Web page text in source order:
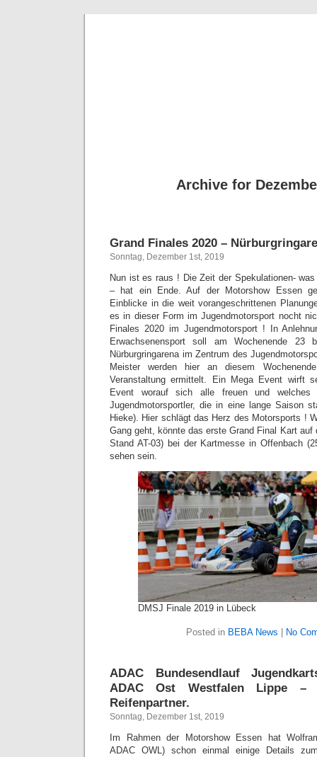
Archive for
Grand Finales 2020 –
Sonntag, Dezember 1st, 2019
Nun ist es raus ! Die Zeit der Spekulationen-
– hat ein Ende. Auf der Motorshow Essen
Einblicke in die weit vorangeschrittenen
es in dieser Form im Jugendmotorsport nocht
Finales 2020 im Jugendmotorsport ! In
Erwachsenensport soll am Wochenende
Nürburgringarena im Zentrum des
Meister werden hier an diesem
Veranstaltung ermittelt. Ein Mega Event wirft
Event worauf sich alle freuen und
Jugendmotorsportler, die in eine lange Saison
Hieke). Hier schlägt das Herz des Motorsports !
Gang geht, könnte das erste Grand Final Kart
Stand AT-03) bei der Kartmesse in Offenbach
sehen sein.
DMSJ Finale 2019 in Lübeck
Posted in BEBA News No
ADAC Bundesendlauf
ADAC Ost Westfalen Lippe –
Reifenpartner.
Sonntag, Dezember 1st, 2019
Im Rahmen der Motorshow Essen hat
ADAC OWL) schon einmal einige Details